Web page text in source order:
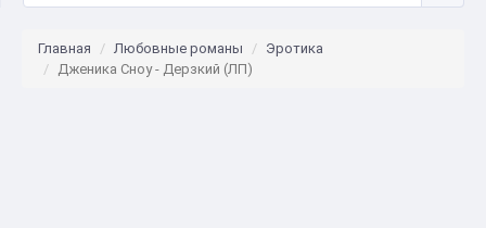
Главная Любовные романы
Эротика
Дженика Сноу - Дерзкий (ЛП)